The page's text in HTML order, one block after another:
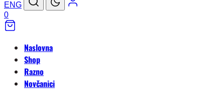
ENG
0
Naslovna
Shop
Razno
Novčanici